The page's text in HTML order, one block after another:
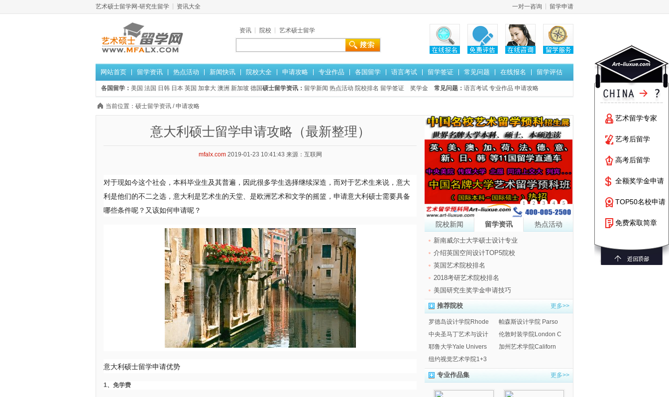
艺术硕士留学网-研究生留学 资讯大全 一对一咨询 留学申请
资讯 院校 艺术硕士留学
网站首页 留学资讯 热点活动 新闻快讯 院校大全 申请攻略 专业作品 各国留学 语言考试 留学签证 常见问题 在线报名 留学评估
各国留学： 美国 法国 日韩 日本 英国 加拿大 澳洲 新加坡 德国硕士留学资讯： 留学新闻 热点活动 院校排名 留学签证 奖学金 常见问题： 语言考试 专业作品 申请攻略
当前位置： 硕士留学资讯 /申请攻略
意大利硕士留学申请攻略（最新整理）
mfalx.com 2019-01-23 10:41:43 来源：互联网
对于现如今这个社会，本科毕业生及其普遍，因此很多学生选择继续深造，而对于艺术生来说，意大
利是他们的不二之选，意大利是艺术生的天堂、是欧洲艺术和文学的摇篮，申请意大利硕士需要具备
哪些条件呢？又该如何申请呢？
意大利硕士留学申请优势
1、免学费
1 2 3 4 5
院校新闻 留学资讯 热点活动
新南威尔士大学硕士设计专业
介绍英国空间设计TOP5院校
英国艺术院校排名
2018考研艺术院校排名
美国研究生奖学金申请技巧
推荐院校 更多>>
罗德岛设计学院Rhode
帕森斯设计学院 Parso
中央圣马丁艺术与设计
伦敦时装学院London C
耶鲁大学Yale Univers
加州艺术学院Californ
纽约视觉艺术学院1+3
专业作品集 更多>>
艺术留学专家
艺考后留学
高考后留学
全额奖学金申请
TOP50名校申请
免费索取简章